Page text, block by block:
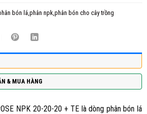
bón lá,phân npk,phân bón cho cây trồng
& MUA HÀNG
NPK 20-20-20 + TE là dòng phân bón lá